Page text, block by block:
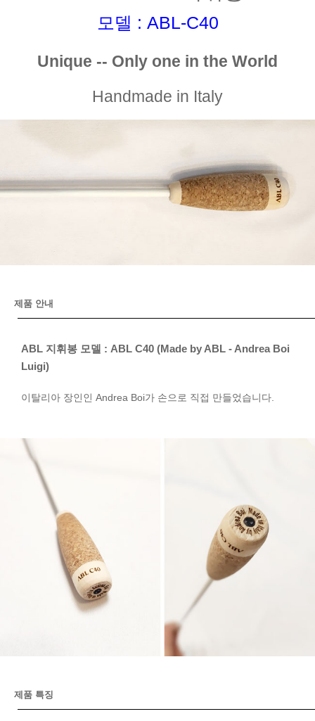
모델 : ABL-C40
Unique -- Only one in the World
Handmade in Italy
제품 안내
ABL 지휘봉 모델 : ABL C40 (Made by ABL - Andrea Boi
Luigi)
이탈리아 장인인 Andrea Boi가 손으로 직접 만들었습니다.
제품 특징